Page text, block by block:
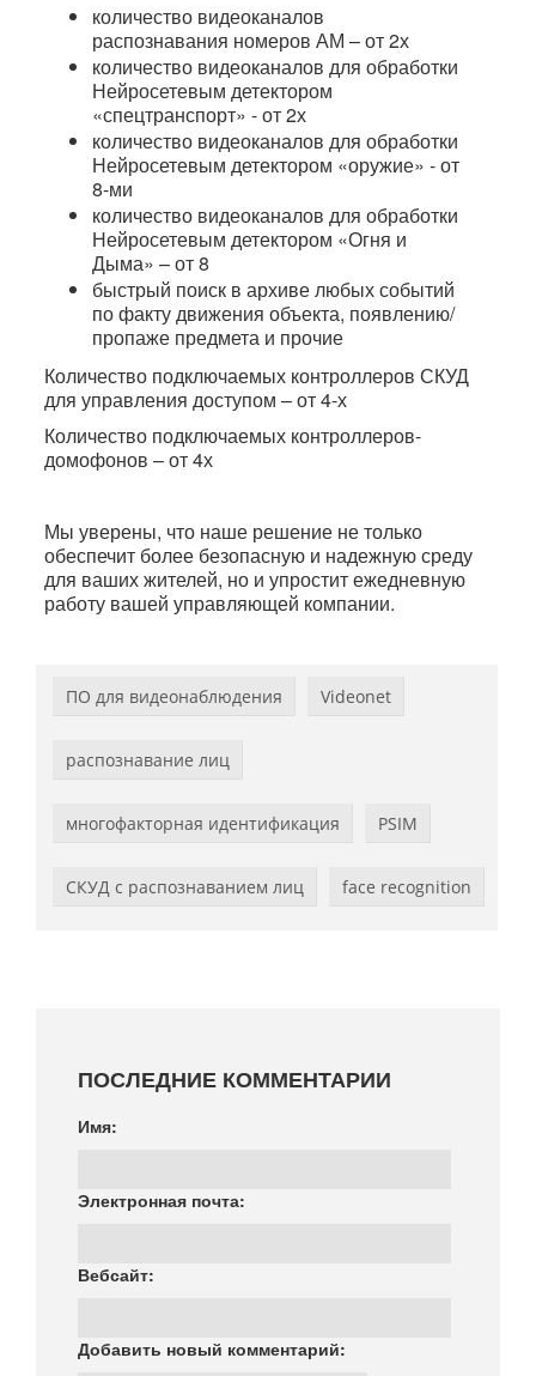
количество видеоканалов
распознавания номеров АМ – от 2х
количество видеоканалов для обработки
Нейросетевым детектором
«спецтранспорт» - от 2х
количество видеоканалов для обработки
Нейросетевым детектором «оружие» - от
8-ми
количество видеоканалов для обработки
Нейросетевым детектором «Огня и
Дыма» – от 8
быстрый поиск в архиве любых событий
по факту движения объекта, появлению/
пропаже предмета и прочие
Количество подключаемых контроллеров СКУД
для управления доступом – от 4-х
Количество подключаемых контроллеров-
домофонов – от 4х
Мы уверены, что наше решение не только
обеспечит более безопасную и надежную среду
для ваших жителей, но и упростит ежедневную
работу вашей управляющей компании.
ПО для видеонаблюдения Videonet
распознавание лиц
многофакторная идентификация PSIM
СКУД с распознаванием лиц face recognition
ПОСЛЕДНИЕ КОММЕНТАРИИ
Имя:
Электронная почта:
Вебсайт:
Добавить новый комментарий: